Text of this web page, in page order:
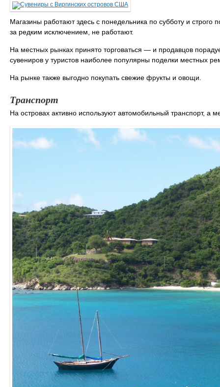
Магазины работают здесь с понедельника по субботу и
за редким исключением, не работают.
На местных рынках принято торговаться ― и продавцов
сувениров у туристов наиболее популярны поделки местных
На рынке также выгодно покупать свежие фрукты и овощи.
Транспорт
На островах активно используют автомобильный транспорт, а